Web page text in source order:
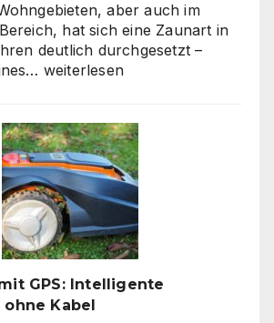
aber auch im
hat sich eine Zaunart in
deutlich durchgesetzt –
Moderne
klare
Linien
wieder
gefragt
sind
weiterlesen
GPS: Intelligente
Kabel